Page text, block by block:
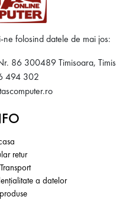
ne folosind datele de mai jos:
86 300489 Timisoara, Timis
494 302
retur
a datelor